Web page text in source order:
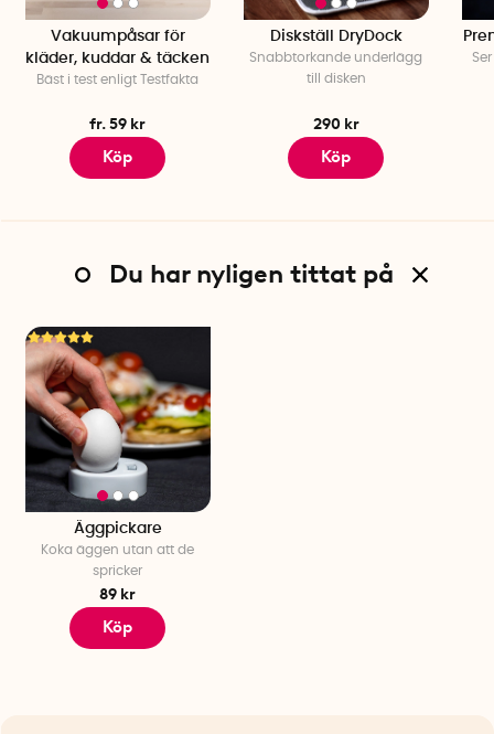
Vakuumpåsar för
kläder, kuddar & täcken
Bäst i test enligt Testfakta
fr. 59 kr
Köp
Diskställ DryDock
Snabbtorkande underlägg
till disken
290 kr
Köp
Du har nyligen tittat på
Äggpickare
Koka äggen utan att de
spricker
89 kr
Köp